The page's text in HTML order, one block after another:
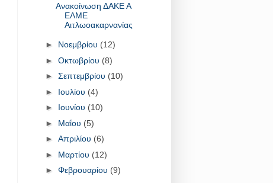
Ανακοίνωση ΔΑΚΕ Α
ΕΛΜΕ
Αιτλωοακαρνανίας
► Νοεμβρίου (12)
► Οκτωβρίου (8)
► Σεπτεμβρίου (10)
► Ιουλίου (4)
► Ιουνίου (10)
► Μαΐου (5)
► Απριλίου (6)
► Μαρτίου (12)
► Φεβρουαρίου (9)